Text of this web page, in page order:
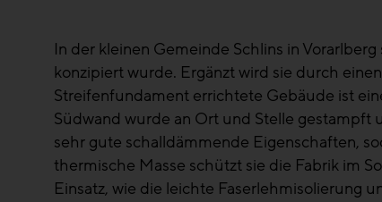
In der kleinen Gemeinde Schlins in
konzipiert wurde. Ergänzt wird sie durch
Streifenfundament errichtete Gebäude ist
Südwand wurde an Ort und Stelle
sehr gute schalldämmende Eigenschaften,
thermische Masse schützt sie die Fabrik im
Einsatz, wie die leichte Faserlehmisolierung